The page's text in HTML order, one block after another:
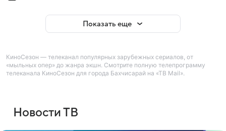
Показать еще
КиноСезон — телеканал популярных зарубежных сериалов, от
«мыльных опер» до жанра экшн. Смотрите полную телепрограмму
телеканала КиноСезон для города Бахчисарай на «ТВ Mail».
Новости ТВ